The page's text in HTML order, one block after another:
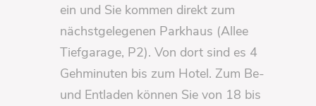
ein und Sie kommen direkt zum
nächstgelegenen Parkhaus (Allee
Tiefgarage, P2). Von dort sind es 4
Gehminuten bis zum Hotel. Zum Be-
und Entladen können Sie von 18 bis